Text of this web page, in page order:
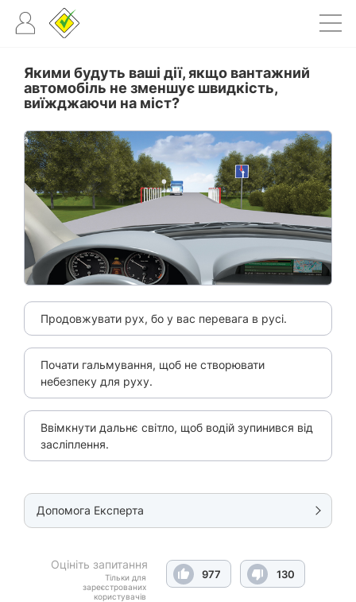
Якими будуть ваші дії, якщо вантажний
автомобіль не зменшує швидкість,
виїжджаючи на міст?
Продовжувати рух, бо у вас перевага в русі.
Почати гальмування, щоб не створювати
небезпеку для руху.
Ввімкнути дальнє світло, щоб водій зупинився від
засліплення.
Допомога Експерта
Оцініть запитання
Тільки для
зареєстрованих
користувачів
977 130